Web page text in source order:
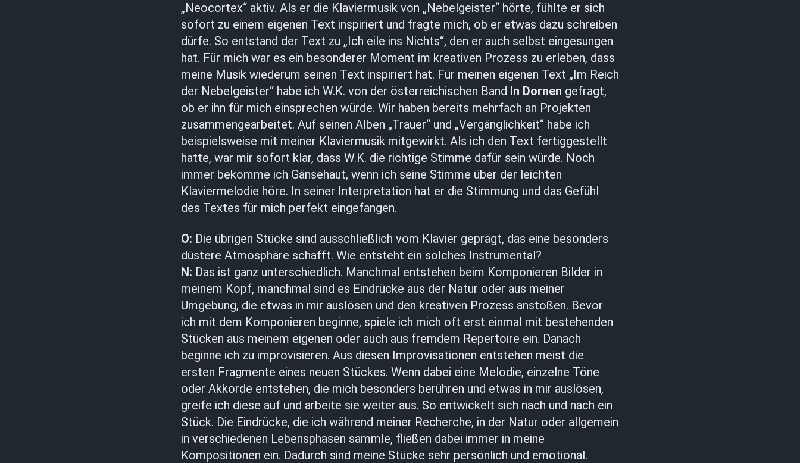
„Neocortex“ aktiv. Als er die Klaviermusik von „Nebelgeister“ hörte, fühlte er sich
sofort zu einem eigenen Text inspiriert und fragte mich, ob er etwas dazu schreiben
dürfe. So entstand der Text zu „Ich eile ins Nichts“, den er auch selbst eingesungen
hat. Für mich war es ein besonderer Moment im kreativen Prozess zu erleben, dass
meine Musik wiederum seinen Text inspiriert hat. Für meinen eigenen Text „Im Reich
der Nebelgeister“ habe ich W.K. von der österreichischen Band In Dornen gefragt,
ob er ihn für mich einsprechen würde. Wir haben bereits mehrfach an Projekten
zusammengearbeitet. Auf seinen Alben „Trauer“ und „Vergänglichkeit“ habe ich
beispielsweise mit meiner Klaviermusik mitgewirkt. Als ich den Text fertiggestellt
hatte, war mir sofort klar, dass W.K. die richtige Stimme dafür sein würde. Noch
immer bekomme ich Gänsehaut, wenn ich seine Stimme über der leichten
Klaviermelodie höre. In seiner Interpretation hat er die Stimmung und das Gefühl
des Textes für mich perfekt eingefangen.
O: Die übrigen Stücke sind ausschließlich vom Klavier geprägt, das eine besonders
düstere Atmosphäre schafft. Wie entsteht ein solches Instrumental?
N: Das ist ganz unterschiedlich. Manchmal entstehen beim Komponieren Bilder in
meinem Kopf, manchmal sind es Eindrücke aus der Natur oder aus meiner
Umgebung, die etwas in mir auslösen und den kreativen Prozess anstoßen. Bevor
ich mit dem Komponieren beginne, spiele ich mich oft erst einmal mit bestehenden
Stücken aus meinem eigenen oder auch aus fremdem Repertoire ein. Danach
beginne ich zu improvisieren. Aus diesen Improvisationen entstehen meist die
ersten Fragmente eines neuen Stückes. Wenn dabei eine Melodie, einzelne Töne
oder Akkorde entstehen, die mich besonders berühren und etwas in mir auslösen,
greife ich diese auf und arbeite sie weiter aus. So entwickelt sich nach und nach ein
Stück. Die Eindrücke, die ich während meiner Recherche, in der Natur oder allgemein
in verschiedenen Lebensphasen sammle, fließen dabei immer in meine
Kompositionen ein. Dadurch sind meine Stücke sehr persönlich und emotional.